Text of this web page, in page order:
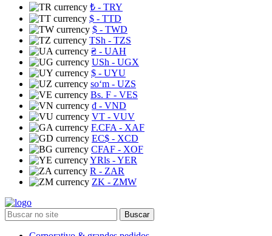
₺ - TRY
$ - TTD
$ - TWD
TSh - TZS
₴ - UAH
USh - UGX
$ - UYU
soʻm - UZS
Bs. F - VES
₫ - VND
VT - VUV
F.CFA - XAF
EC$ - XCD
CFAF - XOF
YRls - YER
R - ZAR
ZK - ZMW
Buscar